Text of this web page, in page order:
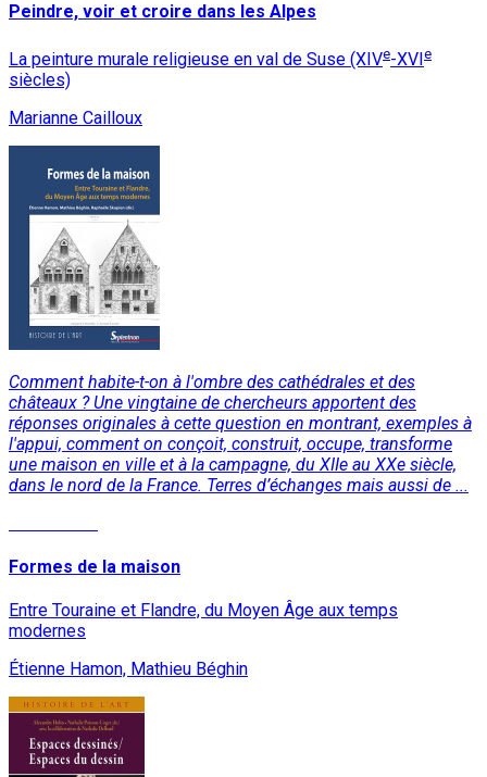
Peindre, voir et croire dans les Alpes
La peinture murale religieuse en val de Suse (XIVe-XVIe
siècles)
Marianne Cailloux
Comment habite-t-on à l'ombre des cathédrales et des
châteaux ? Une vingtaine de chercheurs apportent des
réponses originales à cette question en montrant, exemples à
l'appui, comment on conçoit, construit, occupe, transforme
une maison en ville et à la campagne, du XIIe au XXe siècle,
dans le nord de la France. Terres d’échanges mais aussi de ...
Formes de la maison
Entre Touraine et Flandre, du Moyen Âge aux temps
modernes
Étienne Hamon, Mathieu Béghin